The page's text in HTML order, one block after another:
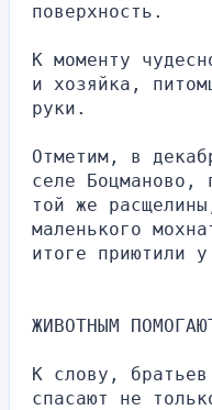
поверхность.
К моменту
и хозяйка,
руки.
Отметим, в
селе Боцманово,
той же
маленького
итоге приютили
ЖИВОТНЫМ
К слову,
спасают не